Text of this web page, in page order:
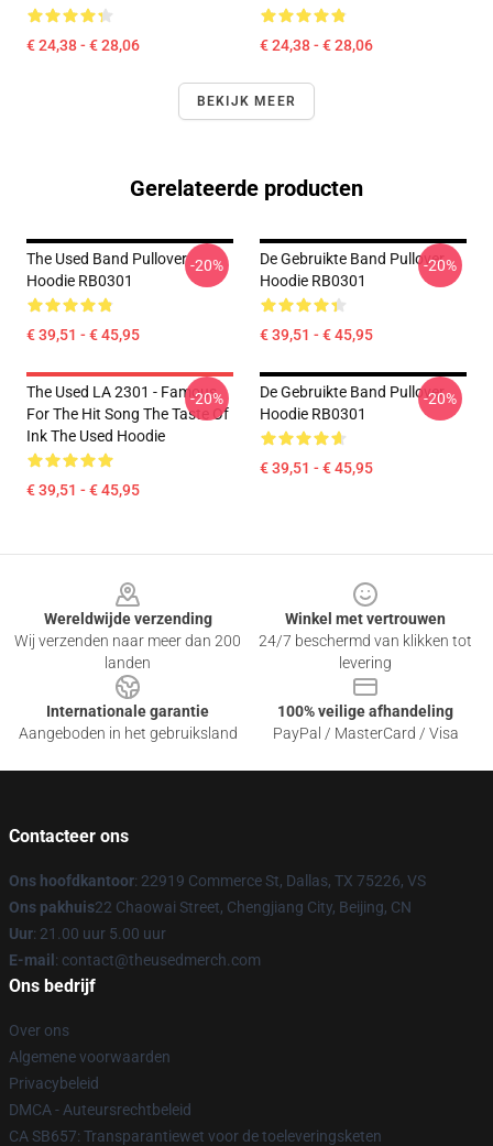
€ 24,38 - € 28,06 € 24,38 - € 28,06
BEKIJK MEER
Gerelateerde producten
The Used Band Pullover
Hoodie RB0301
€ 39,51 - € 45,95
-20%
De Gebruikte Band Pullover
Hoodie RB0301
€ 39,51 - € 45,95
-20%
The Used LA 2301 - Famous
For The Hit Song The Taste Of
Ink The Used Hoodie
€ 39,51 - € 45,95
-20%
De Gebruikte Band Pullover
Hoodie RB0301
€ 39,51 - € 45,95
-20%
Wereldwijde verzending
Wij verzenden naar meer dan 200
landen
Winkel met vertrouwen
24/7 beschermd van klikken tot
levering
Internationale garantie
Aangeboden in het gebruiksland
100% veilige afhandeling
PayPal / MasterCard / Visa
Contacteer ons
Ons hoofdkantoor: 22919 Commerce St, Dallas, TX 75226, VS
Ons pakhuis22 Chaowai Street, Chengjiang City, Beijing, CN
Uur: 21.00 uur 5.00 uur
E-mail : contact@theusedmerch.com
Ons bedrijf
Over ons
Algemene voorwaarden
Privacybeleid
DMCA - Auteursrechtbeleid
CA SB657: Transparantiewet voor de toeleveringsketen